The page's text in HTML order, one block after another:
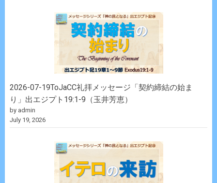
2026-07-19ToJaCC礼拝メッセージ「契約締結の始ま
り」出エジプト19:1-9（玉井芳恵）
by admin
July 19, 2026